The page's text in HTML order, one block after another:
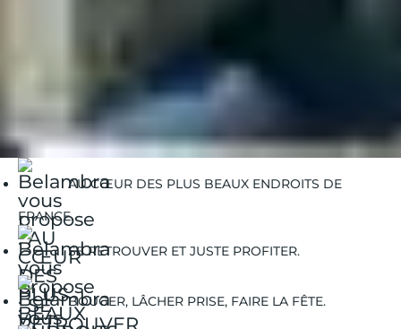
Guides Destinations
Flaine | Activités hiver
Flaine | Activites en intérieur
AU CŒUR DES PLUS BEAUX ENDROITS DE
FRANCE.
SE RETROUVER ET JUSTE PROFITER.
BOUGER, LÂCHER PRISE, FAIRE LA FÊTE.